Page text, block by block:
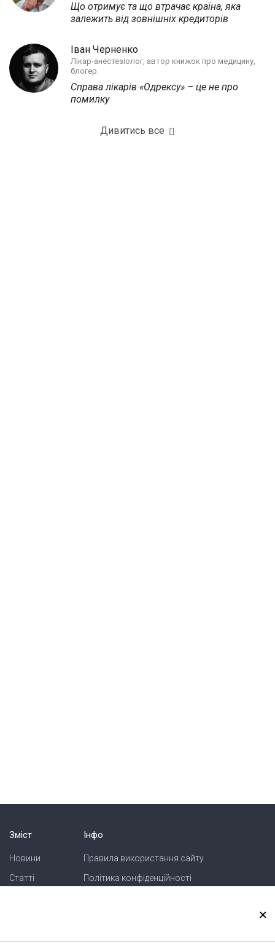
Що отримує та що втрачає країна, яка
залежить від зовнішніх кредиторів
Іван Черненко
Лікар-анестезіолог, автор книжок про медицину,
блогер.
Справа лікарів «Одрексу» – це не про
помилку
Дивитись все
Зміст
Новини
Статті
Інфо
Правила використання сайту
Політика конфіденційності
×